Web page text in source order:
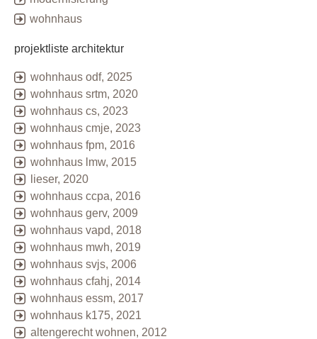
wohnhaus
projektliste architektur
wohnhaus odf, 2025
wohnhaus srtm, 2020
wohnhaus cs, 2023
wohnhaus cmje, 2023
wohnhaus fpm, 2016
wohnhaus lmw, 2015
lieser, 2020
wohnhaus ccpa, 2016
wohnhaus gerv, 2009
wohnhaus vapd, 2018
wohnhaus mwh, 2019
wohnhaus svjs, 2006
wohnhaus cfahj, 2014
wohnhaus essm, 2017
wohnhaus k175, 2021
altengerecht wohnen, 2012